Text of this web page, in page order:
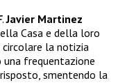
.Javier Martinez
Casa e della loro
la notizia
frequentazione
smentendo la